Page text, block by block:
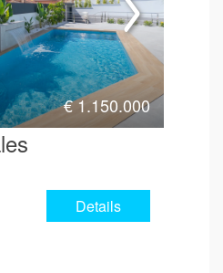
€1.150.000
Details